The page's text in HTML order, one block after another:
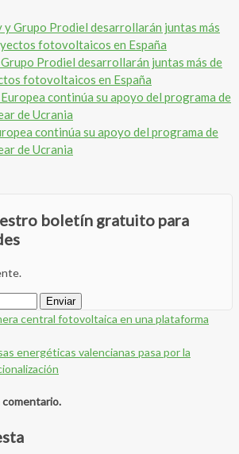
Prodiel desarrollarán juntas más de
fotovoltaicos en España
continúa su apoyo del programa de
de Ucrania
boletín gratuito para
central fotovoltaica en una plataforma
energéticas valencianas pasa por la
comentario.